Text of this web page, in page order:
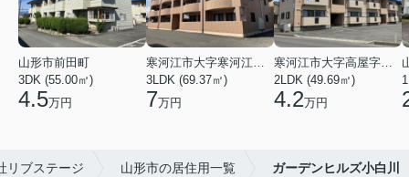
山形市前田町
3DK (55.00㎡)
4.5万円
寒河江市大字寒河江字鶴田
3LDK (69.37㎡)
7万円
寒河江市大字高屋字西浦
2LDK (49.69㎡)
4.2万円
リブステージ 山形市の居住用一覧 ガーデンヒルズ小白川